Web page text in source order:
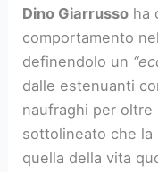
Dino Giarrusso ha
comportamento
definendolo un
dalle estenuanti
naufraghi per oltre
sottolineato che
quella della vita